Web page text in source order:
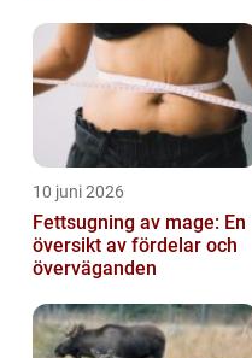
10 juni 2026
Fettsugning av mage: En
översikt av fördelar och
överväganden